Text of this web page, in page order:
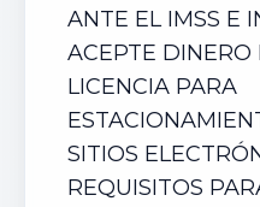
ANTE EL IMSS E
ACEPTE DINERO
LICENCIA PARA
SITIOS
REQUISITOS